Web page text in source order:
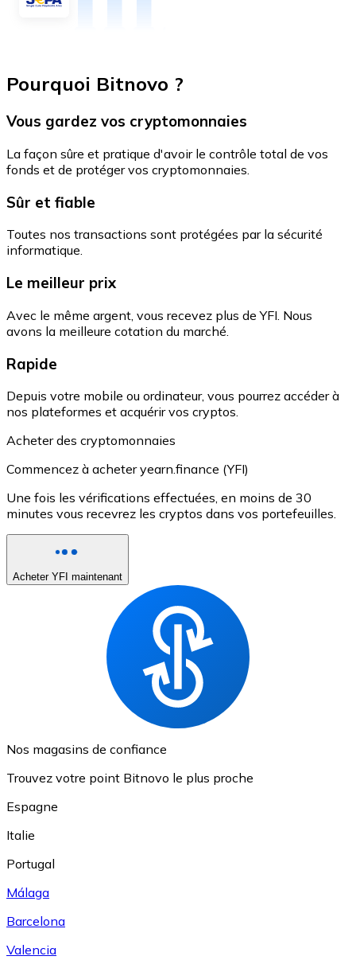
Pourquoi Bitnovo ?
Vous gardez vos cryptomonnaies
La façon sûre et pratique d'avoir le contrôle total de vos
fonds et de protéger vos cryptomonnaies.
Sûr et fiable
Toutes nos transactions sont protégées par la sécurité
informatique.
Le meilleur prix
Avec le même argent, vous recevez plus de YFI. Nous
avons la meilleure cotation du marché.
Rapide
Depuis votre mobile ou ordinateur, vous pourrez accéder à
nos plateformes et acquérir vos cryptos.
Acheter des cryptomonnaies
Commencez à acheter yearn.finance (YFI)
Une fois les vérifications effectuées, en moins de 30
minutes vous recevrez les cryptos dans vos portefeuilles.
Acheter YFI maintenant
Nos magasins de confiance
Trouvez votre point Bitnovo le plus proche
Espagne
Italie
Portugal
Málaga
Barcelona
Valencia